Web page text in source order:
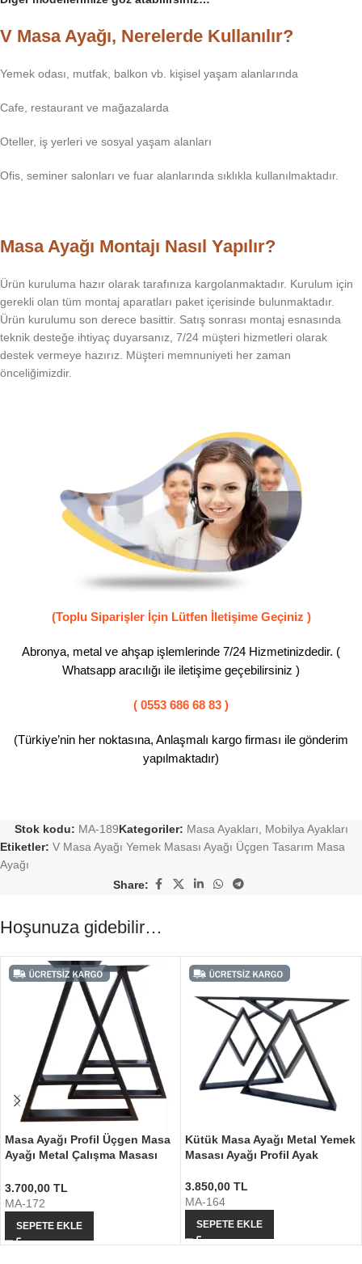
V Masa Ayağı, Nerelerde Kullanılır?
Yemek odası, mutfak, balkon vb. kişisel yaşam alanlarında
Cafe, restaurant ve mağazalarda
Oteller, iş yerleri ve sosyal yaşam alanları
Ofis, seminer salonları ve fuar alanlarında sıklıkla kullanılmaktadır.
Masa Ayağı Montajı Nasıl Yapılır?
Ürün kuruluma hazır olarak tarafınıza kargolanmaktadır. Kurulum için
gerekli olan tüm montaj aparatları paket içerisinde bulunmaktadır.
Ürün kurulumu son derece basittir. Satış sonrası montaj esnasında
teknik desteğe ihtiyaç duyarsanız, 7/24 müşteri hizmetleri olarak
destek vermeye hazırız. Müşteri memnuniyeti her zaman
önceliğimizdir.
(Toplu Siparişler İçin Lütfen İletişime Geçiniz )
Abronya, metal ve ahşap işlemlerinde 7/24 Hizmetinizdedir. (
Whatsapp aracılığı ile iletişime geçebilirsiniz )
( 0553 686 68 83 )
(Türkiye’nin her noktasına, Anlaşmalı kargo firması ile gönderim
yapılmaktadır)
Stok kodu: MA-189Kategoriler: Masa Ayakları, Mobilya Ayakları
Etiketler: V Masa Ayağı Yemek Masası Ayağı Üçgen Tasarım Masa
Ayağı
Share:
Hoşunuza gidebilir…
Masa Ayağı Profil Üçgen Masa
Ayağı Metal Çalışma Masası
3.700,00 TL
MA-172
SEPETE EKLE
Kütük Masa Ayağı Metal Yemek
Masası Ayağı Profil Ayak
3.850,00 TL
MA-164
SEPETE EKLE